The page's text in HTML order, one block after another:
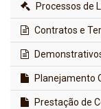
Processos de
Contratos e
Planejamento
Prestação de